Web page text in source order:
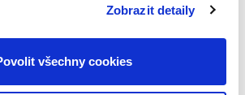
Zobrazit detaily
všechny cookies
zabezpečení